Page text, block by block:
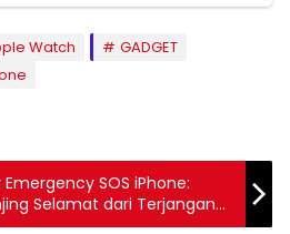
Watch
GADGET
SOS iPhone:
Selamat dari Terjangan